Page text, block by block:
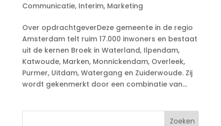
Communicatie, Interim, Marketing
Over opdrachtgeverDeze gemeente in de regio
Amsterdam telt ruim 17.000 inwoners en bestaat
uit de kernen Broek in Waterland, Ilpendam,
Katwoude, Marken, Monnickendam, Overleek,
Purmer, Uitdam, Watergang en Zuiderwoude. Zij
wordt gekenmerkt door een combinatie van...